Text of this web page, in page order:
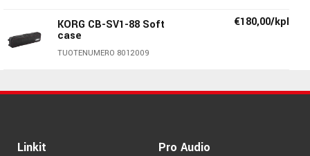
SV-2/SV-2S (73 keys): 73 keys (E to E), Velocity sensitive
SV-2/SV-2S (88 keys): 88 keys (A to C), Velocity sensitive
Touch selection: Eight curves
KORG CB-SV1-88 Soft
case
TUOTENUMERO 8012009
€180,00/kpl
Linkit Pro Audio